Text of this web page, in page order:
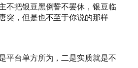
不把银豆黑倒誓不罢休，银豆临
突，但是也不至于你说的那样
平台单方所为，二是实质就是不